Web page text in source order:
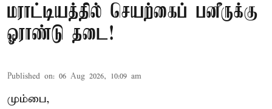
மராட்டியத்தில் செயற்கைப் பனீருக்கு
ஓராண்டு தடை!
Published on: 06 Aug 2026, 10:09 am
மும்பை,